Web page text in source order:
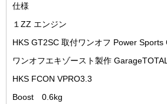
仕様
１ZZ エンジン
HKS GT2SC 取付ワンオフ Power Sports
ワンオフエキゾースト製作 GarageTOTAL
HKS FCON VPRO3.3
Boost 0.6kg